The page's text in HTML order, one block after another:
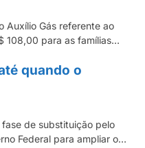
Auxílio Gás referente ao
108,00 para as famílias…
quando o
de substituição pelo
Federal para ampliar o…